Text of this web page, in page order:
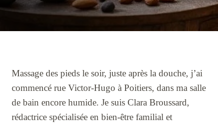
Massage des pieds le soir, juste après la douche, j’ai
commencé rue Victor-Hugo à Poitiers, dans ma salle
de bain encore humide. Je suis Clara Broussard,
rédactrice spécialisée en bien-être familial et